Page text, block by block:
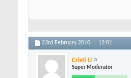
23rd February 2010, 12:01
Cristi U
Super Moderator